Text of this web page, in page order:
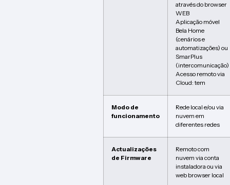
através do browser
WEB
Aplicação móvel
Bela Home
(cenários e
automatizações) ou
SmarPlus
(intercomunicação)
Acesso remoto via
Cloud: tem
Modo de
funcionamento
Rede local e/ou via
nuvem em
diferentes redes
Actualizações
de Firmware
Remoto com
nuvem via conta
instaladora ou via
web browser local